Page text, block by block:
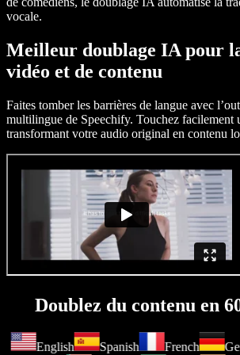
vocale.
Meilleur doublage IA pour
vidéo et de contenu
Faites tomber les barrières de langue avec
multilingue de Speechify. Touchez facilement
transformant votre audio original en contenu
Doublez du contenu en
English Spanish French